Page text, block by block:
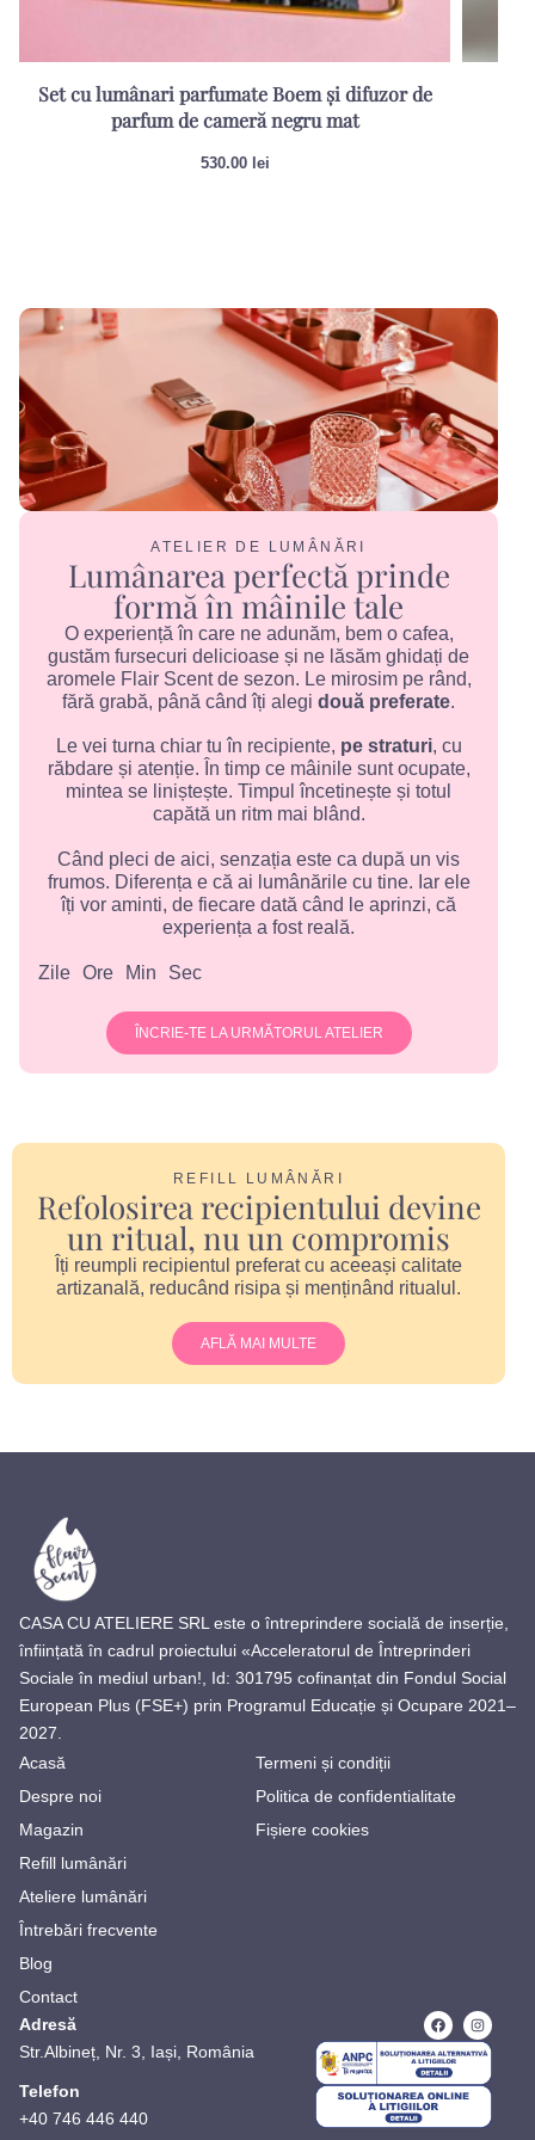
Set cu lumânari parfumate Boem și difuzor de
parfum de cameră negru mat
530.00 lei
ATELIER DE LUMÂNĂRI
Lumânarea perfectă prinde
formă în mâinile tale
O experiență în care ne adunăm, bem o cafea,
gustăm fursecuri delicioase și ne lăsăm ghidați de
aromele Flair Scent de sezon. Le mirosim pe rând,
fără grabă, până când îți alegi două preferate.
Le vei turna chiar tu în recipiente, pe straturi, cu
răbdare și atenție. În timp ce mâinile sunt ocupate,
mintea se liniștește. Timpul încetinește și totul
capătă un ritm mai blând.
Când pleci de aici, senzația este ca după un vis
frumos. Diferența e că ai lumânările cu tine. Iar ele
îți vor aminti, de fiecare dată când le aprinzi, că
experiența a fost reală.
Zile Ore Min Sec
ÎNCRIE-TE LA URMĂTORUL ATELIER
REFILL LUMÂNĂRI
Refolosirea recipientului devine
un ritual, nu un compromis
Îți reumpli recipientul preferat cu aceeași calitate
artizanală, reducând risipa și menținând ritualul.
AFLĂ MAI MULTE
CASA CU ATELIERE SRL este o întreprindere socială de inserție,
înființată în cadrul proiectului «Acceleratorul de Întreprinderi
Sociale în mediul urban!, Id: 301795 cofinanțat din Fondul Social
European Plus (FSE+) prin Programul Educație și Ocupare 2021–
2027.
Acasă
Despre noi
Magazin
Refill lumânări
Ateliere lumânări
Întrebări frecvente
Blog
Contact
Termeni și condiții
Politica de confidentialitate
Fișiere cookies
Adresă
Str.Albineț, Nr. 3, Iași, România
Telefon
+40 746 446 440